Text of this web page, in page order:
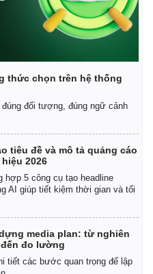
thức chọn trên hệ thống
đối tượng, đúng ngữ cảnh
tiêu đề và mô tả quảng cáo
2026
hợp 5 công cụ tạo headline
AI giúp tiết kiệm thời gian và tối
media plan: từ nghiên
đo lường
tiết các bước quan trọng để lập